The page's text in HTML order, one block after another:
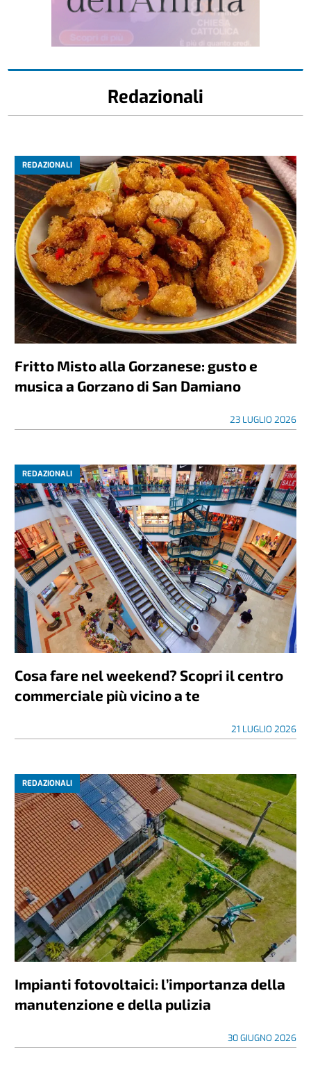
Redazionali
REDAZIONALI
Fritto Misto alla Gorzanese: gusto e
musica a Gorzano di San Damiano
23 LUGLIO 2026
REDAZIONALI
Cosa fare nel weekend? Scopri il centro
commerciale più vicino a te
21 LUGLIO 2026
REDAZIONALI
Impianti fotovoltaici: l’importanza della
manutenzione e della pulizia
30 GIUGNO 2026